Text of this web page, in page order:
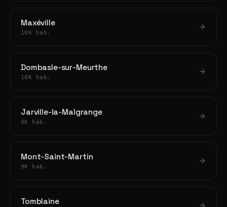
Maxéville
10K hab.
Dombasle-sur-Meurthe
10K hab.
Jarville-la-Malgrange
9K hab.
Mont-Saint-Martin
9K hab.
Tomblaine